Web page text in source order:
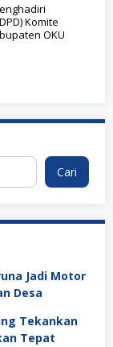
Komite
OKU
Cari
Jadi Motor
Desa
Tekankan
Tepat